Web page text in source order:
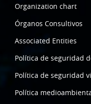
Organization chart
Órganos Consultivos
Associated Entities
Política de seguridad
Política de seguridad
Política